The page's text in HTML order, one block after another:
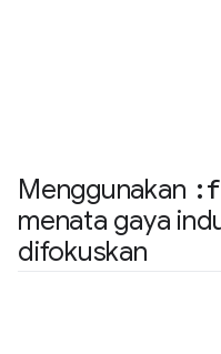
Menggunakan
menata gaya
difokuskan